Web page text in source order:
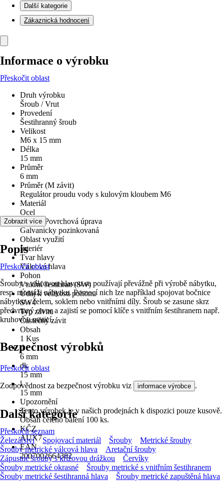
Další kategorie
Zákaznická hodnocení
Informace o výrobku
Přeskočit oblast
Druh výrobku
Šroub / Vrut
Provedení
Šestihranný šroub
Velikost
M6 x 15 mm
Délka
15 mm
Průměr
6 mm
Průměr (M závit)
Regulátor proudu vody s kulovým kloubem M6
Materiál
Ocel
Povrch/Povrchová úprava
Galvanicky pozinkovaná
Oblast využití
Interiér
Tvar hlavy
Válcová hlava
Pohon
Vnitřní šestihran (SW)
Údaj k velikosti pohonu
SW4
Typ závitu
Částečný závit
Obsah
1 Kus
d
6 mm
dk
15 mm
l
15 mm
Upozornění
Tento výrobek je v našich prodejnách k dispozici pouze kusově.
Obsah celého balení 100 ks.
KČZ
AUX7
EAN
2007002664382
Zobrazit více
Popis
Přeskočit oblast
Šrouby s válcovou hlavou se používají převážně při výrobě nábytku,
resp. montáži nábytku. Pomocí nich lze například spojovat bočnice
nábytku s čelem, soklem nebo vnitřními díly. Šroub se zasune skrz
předvrtaný otvor a zajistí se pomocí klíče s vnitřním šestihranem např.
kruhovou maticí.
Bezpečnost výrobků
Přeskočit oblast
Zodpovědnost za bezpečnost výrobku viz informace výrobce .
Další kategorie
Přeskočit seznam
Železářství
Spojovací materiál Šrouby
Metrické šrouby
Šrouby metrické válcová hlava
Aretační šrouby
Zápustné šrouby s křížovou drážkou
Červíky
Šrouby metrické okrasné
Šrouby metrické s vnitřním šestihranem
Šrouby metrické šestihranná hlava
Šrouby metrické zapuštěná hlava